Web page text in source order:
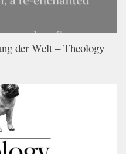
der Welt – Theology